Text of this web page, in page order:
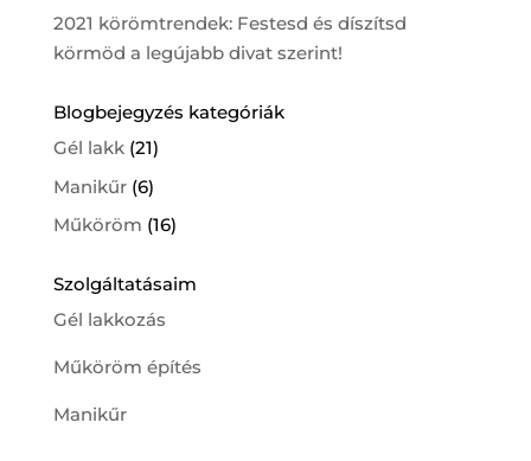
2021 körömtrendek: Festesd és díszítsd
körmöd a legújabb divat szerint!
Blogbejegyzés kategóriák
Gél lakk(21)
Manikűr(6)
Műköröm (16)
Szolgáltatásaim
Gél lakkozás
Műköröm építés
Manikűr